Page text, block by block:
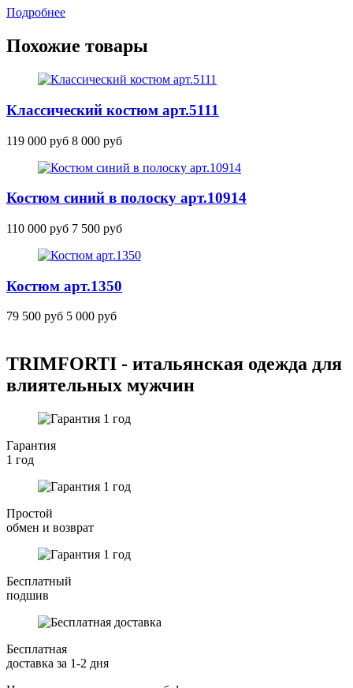
Подробнее
Похожие товары
Классический костюм арт.5111
119 000 руб 8 000 руб
Костюм синий в полоску арт.10914
110 000 руб 7 500 руб
Костюм арт.1350
79 500 руб 5 000 руб
TRIMFORTI - итальянская одежда для
влиятельных мужчин
Гарантия
1 год
Простой
обмен и возврат
Бесплатный
подшив
Бесплатная
доставка за 1-2 дня